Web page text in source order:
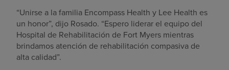
“Unirse a la familia Encompass Health y Lee Health es
un honor”, dijo Rosado. “Espero liderar el equipo del
Hospital de Rehabilitación de Fort Myers mientras
brindamos atención de rehabilitación compasiva de
alta calidad”.